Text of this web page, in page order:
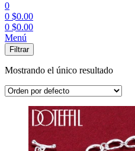
0
0 $0.00
0 $0.00
Menú
Filtrar
Mostrando el único resultado